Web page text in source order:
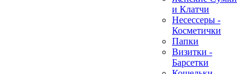
и Клатчи
Несессеры -
Косметички
Папки
Визитки -
Барсетки
❄